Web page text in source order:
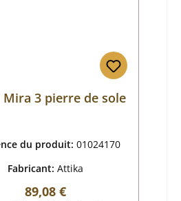
3 pierre de sole
du produit: 01024170
Fabricant: Attika
Prix régulier :
89,08 €